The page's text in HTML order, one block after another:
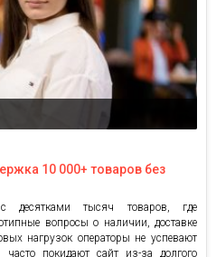
10 000+ товаров без
с десятками тысяч товаров, где
вопросы о наличии, доставке
нагрузок операторы не успевают
часто покидают сайт из-за долгого